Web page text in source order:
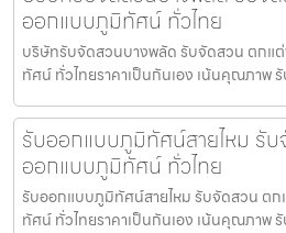
ออกแบบภูมิทัศน์ ทั่วไทย
บริษัทรับจัดสวนบางพลัด รับจัดสวน ตกแ
ทัศน์ ทั่วไทยราคาเป็นกันเอง เน้นคุณภาพ
รับออกแบบภูมิทัศน์สายไหม รั
ออกแบบภูมิทัศน์ ทั่วไทย
รับออกแบบภูมิทัศน์สายไหม รับจัดสวน ต
ทัศน์ ทั่วไทยราคาเป็นกันเอง เน้นคุณภาพ